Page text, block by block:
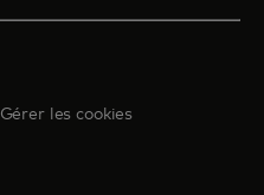
Gérer les cookies